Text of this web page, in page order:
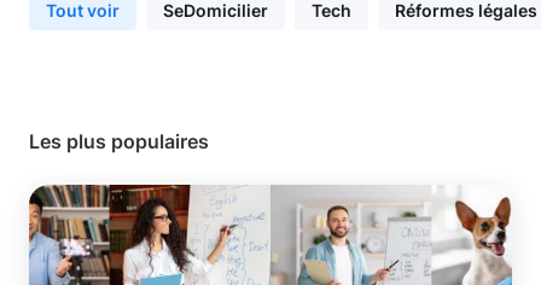
Tout voir SeDomicilier Tech Réformes légales
Les plus populaires